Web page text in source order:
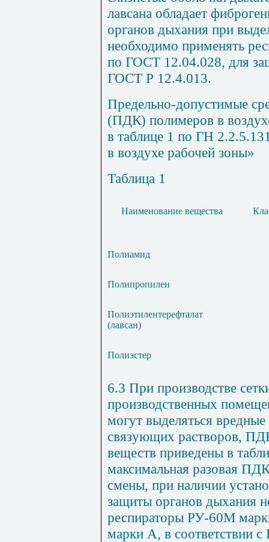
лавсана обладает
органов дыхания при
необходимо применять
по ГОСТ 12.04.028, для
ГОСТ Р 12.4.013.
Предельно-допустимые
(ПДК) полимеров в
в таблице 1 по ГН
в воздухе рабочей зоны»
Таблица 1
Наименование вещества
Полиамид
Полипропилен
Полиэтилентерефталат
(лавсан)
Полиэстер
6.3 При производстве
производственных
могут выделяться
связующих растворов,
веществ приведены в
максимальная разовая
смены, при наличии
защиты органов дыхания
респираторы РУ-60М
марки А, в соответствии